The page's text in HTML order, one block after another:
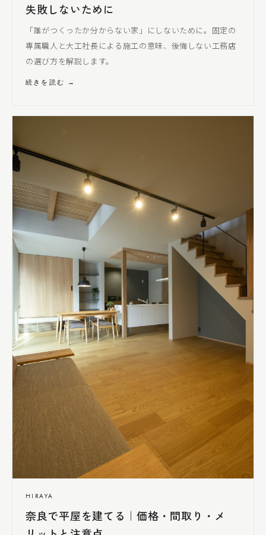
失敗しないために
「誰がつくったか分からない家」にしないために。固定の
専属職人と大工社長による施工の意味、後悔しない工務店
の選び方を解説します。
続きを読む →
HIRAYA
奈良で平屋を建てる｜価格・間取り・メ